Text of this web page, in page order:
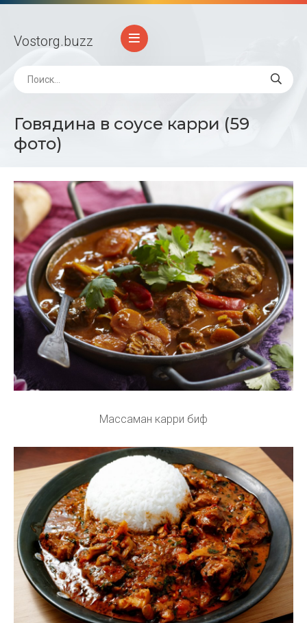
Vostorg.buzz
Говядина в соусе карри (59
фото)
Массаман карри биф